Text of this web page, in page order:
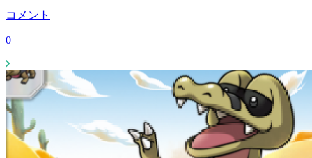
コメント
0